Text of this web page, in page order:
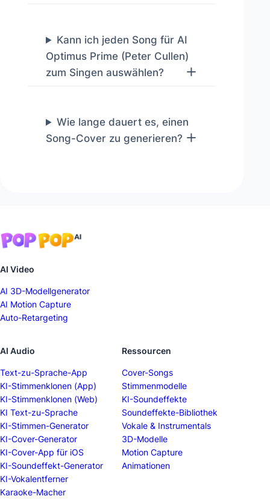
Kann ich jeden Song für AI
Optimus Prime (Peter Cullen)
zum Singen auswählen?
Wie lange dauert es, einen
Song-Cover zu generieren?
AI Video
AI 3D-Modellgenerator
AI Motion Capture
Auto-Retargeting
AI Audio
Text-zu-Sprache-App
KI-Stimmenklonen (App)
KI-Stimmenklonen (Web)
KI Text-zu-Sprache
KI-Stimmen-Generator
KI-Cover-Generator
KI-Cover-App für iOS
KI-Soundeffekt-Generator
KI-Vokalentferner
Karaoke-Macher
Ressourcen
Cover-Songs
Stimmenmodelle
KI-Soundeffekte
Soundeffekte-Bibliothek
Vokale & Instrumentals
3D-Modelle
Motion Capture
Animationen